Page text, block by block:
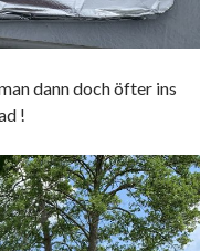
dann doch öfter ins
!